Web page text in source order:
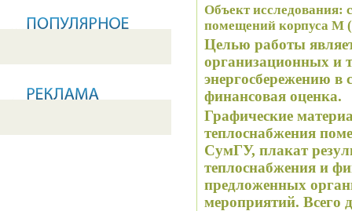
Объект исследования:
помещений корпуса М
Целью работы
организационных и
энергосбережению в
финансовая оценка.
Графические
теплоснабжения
СумГУ, плакат
теплоснабжения и
предложенных
мероприятий. Всего